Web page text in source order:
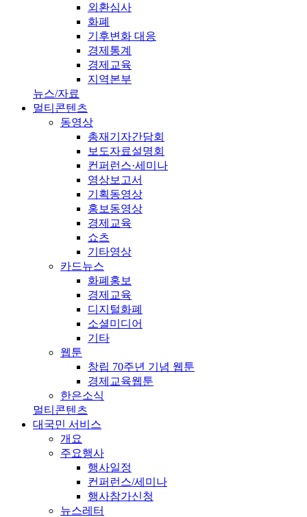
외환심사
화폐
기후변화 대응
경제통계
경제교육
지역본부
뉴스/자료
멀티콘텐츠
동영상
총재기자간담회
보도자료설명회
컨퍼런스·세미나
영상보고서
기획동영상
홍보동영상
경제교육
쇼츠
기타영상
카드뉴스
화폐홍보
경제교육
디지털화폐
소셜미디어
기타
웹툰
창립 70주년 기념 웹툰
경제교육웹툰
한은소식
멀티콘텐츠
대국민 서비스
개요
주요행사
행사일정
컨퍼런스/세미나
행사참가신청
뉴스레터